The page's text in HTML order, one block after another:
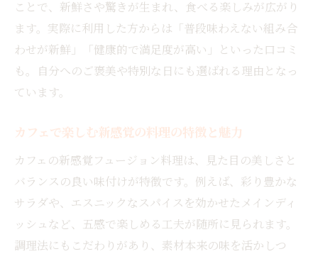
ことで、新鮮さや驚きが生まれ、食べる楽しみが広がり
ます。実際に利用した方からは「普段味わえない組み合
わせが新鮮」「健康的で満足度が高い」といった口コミ
も。自分へのご褒美や特別な日にも選ばれる理由となっ
ています。
カフェで楽しむ新感覚の料理の特徴と魅力
カフェの新感覚フュージョン料理は、見た目の美しさと
バランスの良い味付けが特徴です。例えば、彩り豊かな
サラダや、エスニックなスパイスを効かせたメインディ
ッシュなど、五感で楽しめる工夫が随所に見られます。
調理法にもこだわりがあり、素材本来の味を活かしつ